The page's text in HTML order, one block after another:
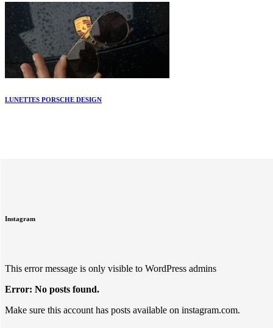
LUNETTES PORSCHE DESIGN
Instagram
This error message is only visible to WordPress admins
Error: No posts found.
Make sure this account has posts available on instagram.com.